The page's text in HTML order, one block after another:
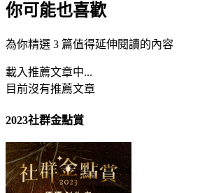
你可能也喜歡
為你精選 3 篇值得延伸閱讀的內容
載入推薦文章中...
目前沒有推薦文章
2023社群金點賞